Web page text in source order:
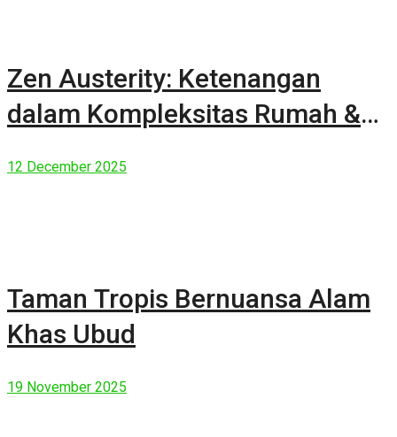
Zen Austerity: Ketenangan
dalam Kompleksitas Rumah &
12 December 2025
Taman Tropis Bernuansa Alam
Khas Ubud
19 November 2025